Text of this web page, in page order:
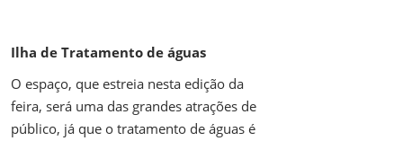
Ilha de Tratamento de águas
O espaço, que estreia nesta edição da
feira, será uma das grandes atrações de
público, já que o tratamento de águas é